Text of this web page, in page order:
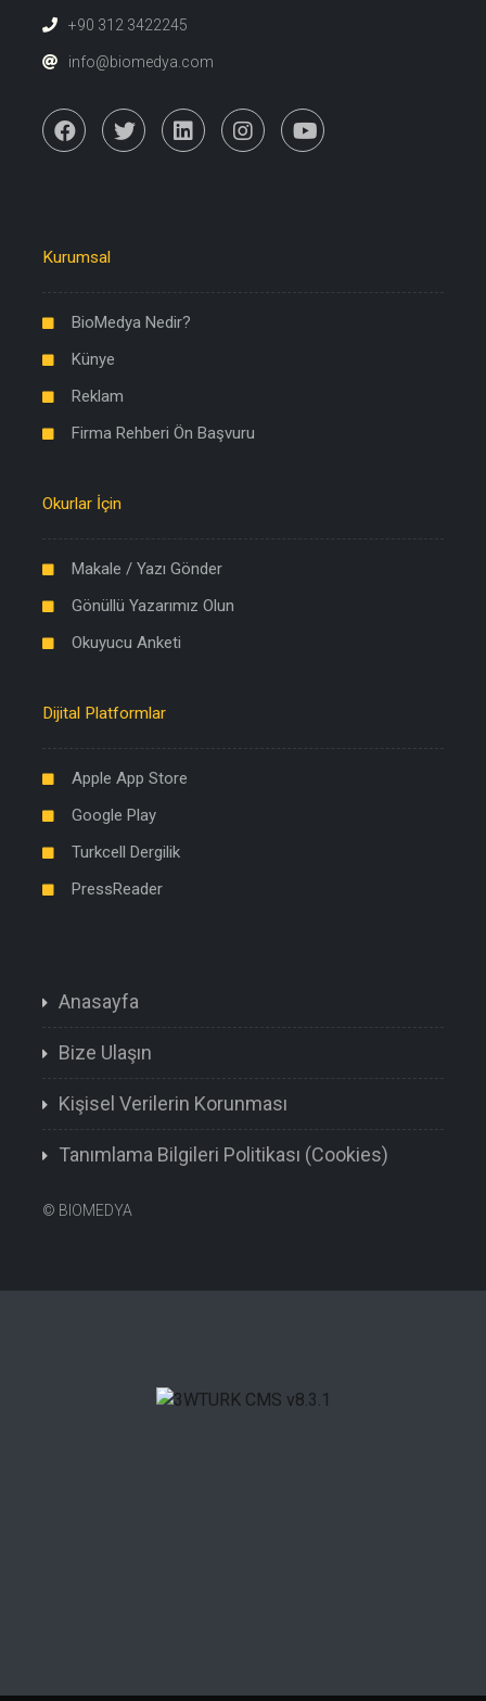
+90 312 3422245
info@biomedya.com
Kurumsal
BioMedya Nedir?
Künye
Reklam
Firma Rehberi Ön Başvuru
Okurlar İçin
Makale / Yazı Gönder
Gönüllü Yazarımız Olun
Okuyucu Anketi
Dijital Platformlar
Apple App Store
Google Play
Turkcell Dergilik
PressReader
Anasayfa
Bize Ulaşın
Kişisel Verilerin Korunması
Tanımlama Bilgileri Politikası (Cookies)
© BIOMEDYA